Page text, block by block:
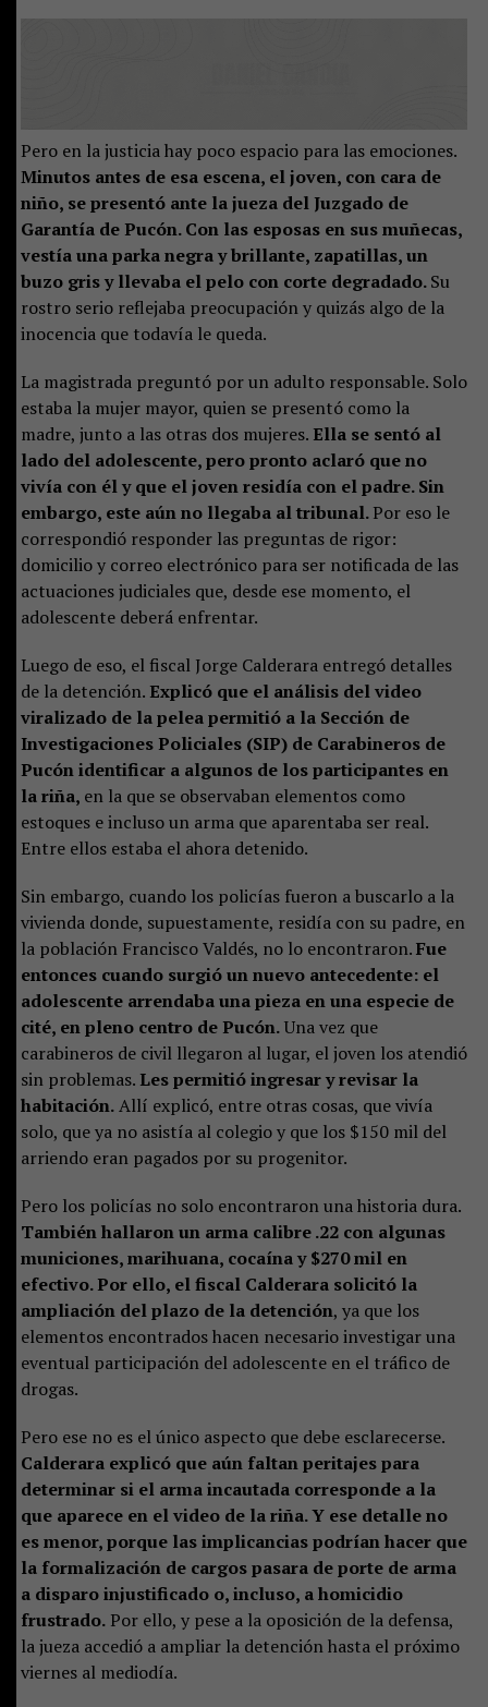
Pero en la justicia hay poco espacio para las emociones.
Minutos antes de esa escena, el joven, con cara de
niño, se presentó ante la jueza del Juzgado de
Garantía de Pucón. Con las esposas en sus muñecas,
vestía una parka negra y brillante, zapatillas, un
buzo gris y llevaba el pelo con corte degradado.Su
rostro serio reflejaba preocupación y quizás algo de la
inocencia que todavía le queda.
La magistrada preguntó por un adulto responsable. Solo
estaba la mujer mayor, quien se presentó como la
madre, junto a las otras dos mujeres. Ella se sentó al
lado del adolescente, pero pronto aclaró que no
vivía con él y que el joven residía con el padre. Sin
embargo, este aún no llegaba al tribunal.Por eso le
correspondió responder las preguntas de rigor:
domicilio y correo electrónico para ser notificada de las
actuaciones judiciales que, desde ese momento, el
adolescente deberá enfrentar.
Luego de eso, el fiscal Jorge Calderara entregó detalles
de la detención. Explicó que el análisis del video
viralizado de la pelea permitió a la Sección de
Investigaciones Policiales (SIP) de Carabineros de
Pucón identificar a algunos de los participantes en
la riña, en la que se observaban elementos como
estoques e incluso un arma que aparentaba ser real.
Entre ellos estaba el ahora detenido.
Sin embargo, cuando los policías fueron a buscarlo a la
vivienda donde, supuestamente, residía con su padre, en
la población Francisco Valdés, no lo encontraron.Fue
entonces cuando surgió un nuevo antecedente: el
adolescente arrendaba una pieza en una especie de
cité, en pleno centro de Pucón.Una vez que
carabineros de civil llegaron al lugar, el joven los atendió
sin problemas. Les permitió ingresar y revisar la
habitación.Allí explicó, entre otras cosas, que vivía
solo, que ya no asistía al colegio y que los $150 mil del
arriendo eran pagados por su progenitor.
Pero los policías no solo encontraron una historia dura.
También hallaron un arma calibre .22 con algunas
municiones, marihuana, cocaína y $270 mil en
efectivo. Por ello, el fiscal Calderara solicitó la
ampliación del plazo de la detención, ya que los
elementos encontrados hacen necesario investigar una
eventual participación del adolescente en el tráfico de
drogas.
Pero ese no es el único aspecto que debe esclarecerse.
Calderara explicó que aún faltan peritajes para
determinar si el arma incautada corresponde a la
que aparece en el video de la riña. Y ese detalle no
es menor, porque las implicancias podrían hacer que
la formalización de cargos pasara de porte de arma
a disparo injustificado o, incluso, a homicidio
frustrado.Por ello, y pese a la oposición de la defensa,
la jueza accedió a ampliar la detención hasta el próximo
viernes al mediodía.